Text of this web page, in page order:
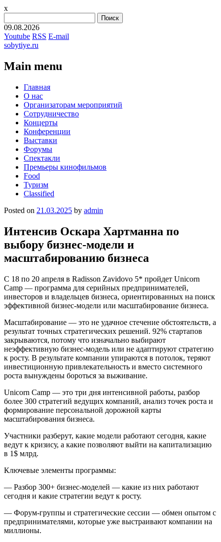
x
09.08.2026
Youtube RSS E-mail
sobytiye.ru
Main menu
Skip
content
Главная
О нас
Организаторам мероприятий
Сотрудничество
Концерты
Конференции
Выставки
Форумы
Спектакли
Премьеры кинофильмов
Food
Туризм
Сlassified
Posted on 21.03.2025 by admin
Интенсив Оскара Хартманна по
выбору бизнес-модели и
масштабированию бизнеса
С 18 по 20 апреля в Radisson Zavidovo 5* пройдет Unicorn
Camp — программа для серийных предпринимателей,
инвесторов и владельцев бизнеса, ориентированных на поиск
эффективной бизнес-модели или масштабирование бизнеса.
Масштабирование — это не удачное стечение обстоятельств, а
результат точных стратегических решений. 92% стартапов
закрываются, потому что изначально выбирают
неэффективную бизнес-модель или не адаптируют стратегию
к росту. В результате компании упираются в потолок, теряют
инвестиционную привлекательность и вместо системного
роста вынуждены бороться за выживание.
Unicorn Camp — это три дня интенсивной работы, разбор
более 300 стратегий ведущих компаний, анализ точек роста и
формирование персональной дорожной карты
масштабирования бизнеса.
Участники разберут, какие модели работают сегодня, какие
ведут к кризису, а какие позволяют выйти на капитализацию
в 1$ млрд.
Ключевые элементы программы:
— Разбор 300+ бизнес-моделей — какие из них работают
сегодня и какие стратегии ведут к росту.
— Форум-группы и стратегические сессии — обмен опытом с
предпринимателями, которые уже выстраивают компании на
миллионы.